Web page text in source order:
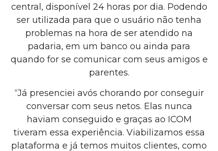
central, disponível 24 horas por dia. Podendo
ser utilizada para que o usuário não tenha
problemas na hora de ser atendido na
padaria, em um banco ou ainda para
quando for se comunicar com seus amigos e
parentes.
“Já presenciei avós chorando por conseguir
conversar com seus netos. Elas nunca
haviam conseguido e graças ao ICOM
tiveram essa experiência. Viabilizamos essa
plataforma e já temos muitos clientes, como